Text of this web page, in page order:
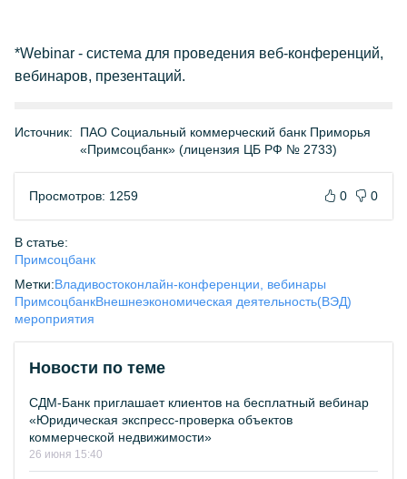
*Webinar - система для проведения веб-конференций,
вебинаров, презентаций.
Источник:
ПАО Социальный коммерческий банк Приморья
«Примсоцбанк» (лицензия ЦБ РФ № 2733)
Просмотров: 1259 0 0
В статье:
Примсоцбанк
Метки:Владивостоконлайн-конференции, вебинары
ПримсоцбанкВнешнеэкономическая деятельность(ВЭД)
мероприятия
Новости по теме
СДМ-Банк приглашает клиентов на бесплатный вебинар
«Юридическая экспресс-проверка объектов
коммерческой недвижимости»
26 июня 15:40